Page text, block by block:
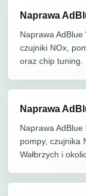
Naprawa
Naprawa AdBlue
czujniki NOx,
oraz chip tuning.
Naprawa
Naprawa
pompy, czujnika
Wałbrzych i